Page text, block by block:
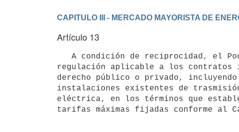
CAPITULO III - MERCADO MAYORISTA DE
Artículo 13
regulación aplicable a los contratos
derecho público o privado,
instalaciones existentes de
eléctrica, en los términos que